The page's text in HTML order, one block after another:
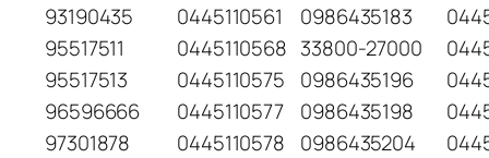
93190435
0445110561 0986435183
95517511
0445110568 33800-27000
95517513
0445110575 0986435196
96596666
0445110577 0986435198
97301878
0445110578 0986435204